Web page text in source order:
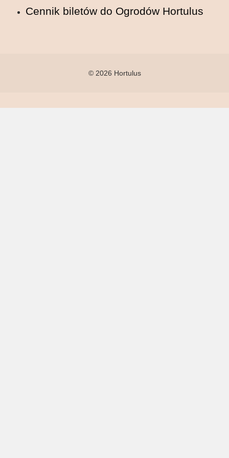
Cennik biletów do Ogrodów Hortulus
© 2026 Hortulus